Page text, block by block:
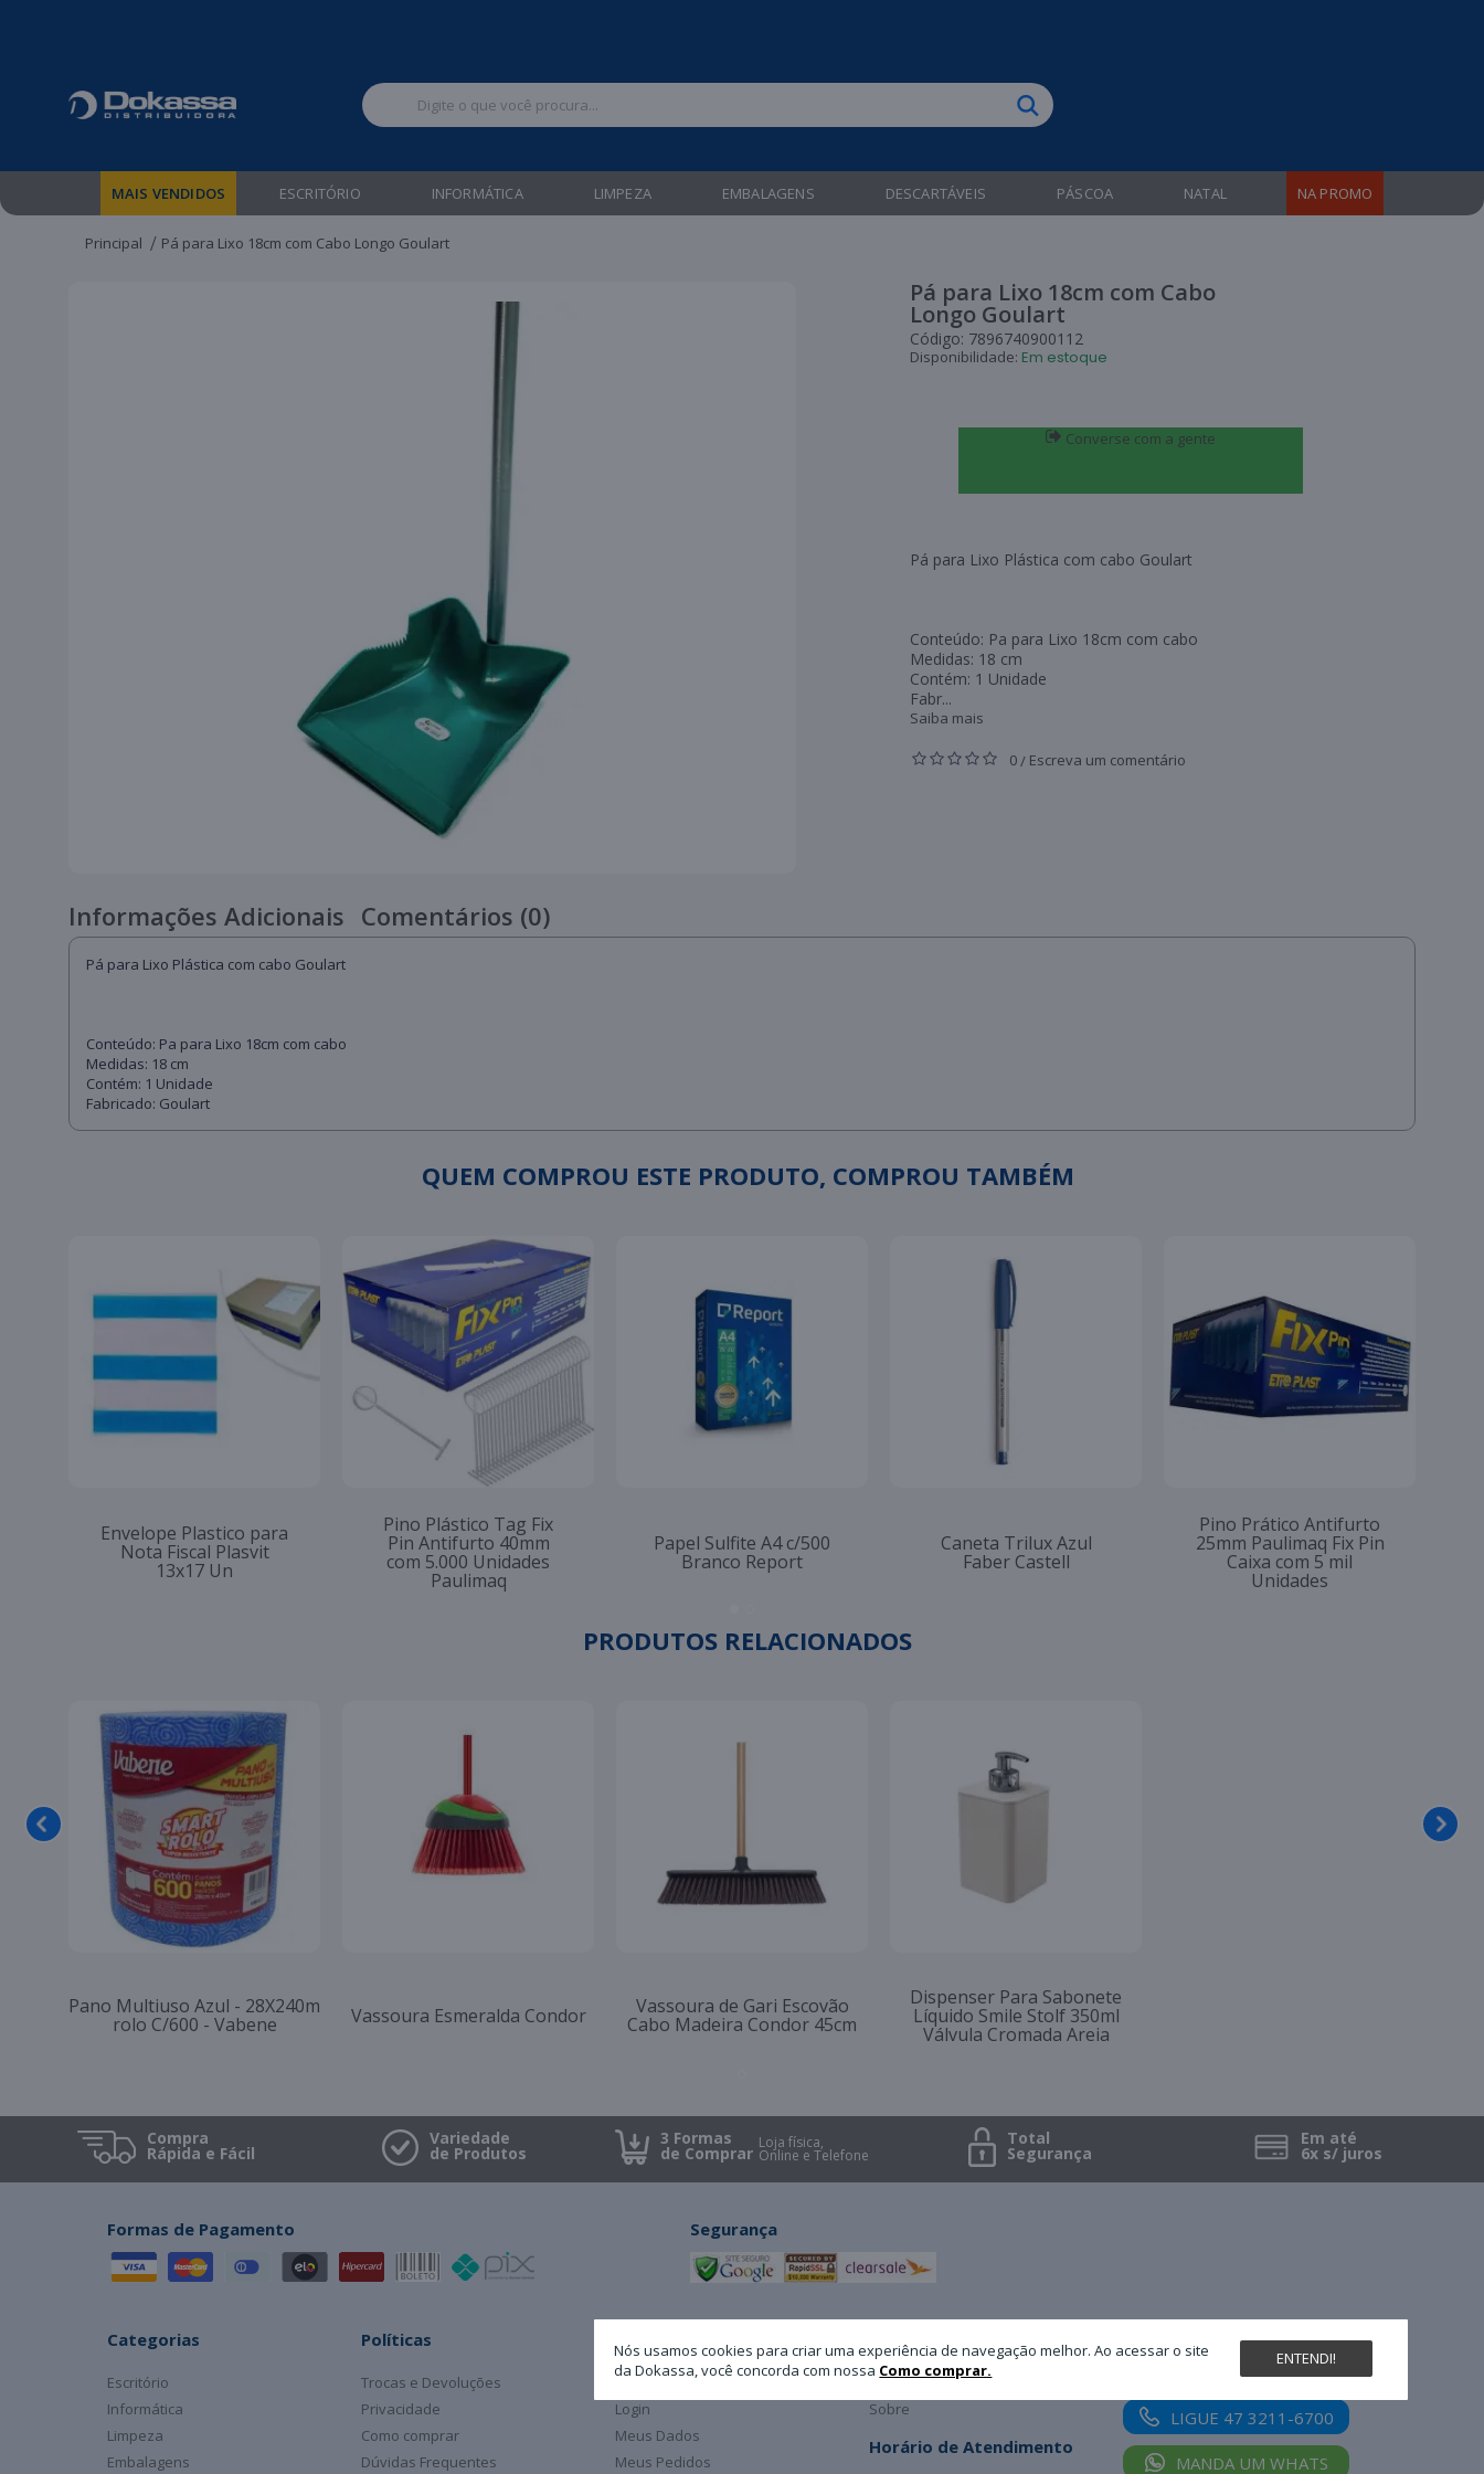
MAIS VENDIDOS ESCRITÓRIO INFORMÁTICA LIMPEZA EMBALAGENS DESCARTÁVEIS PÁSCOA NATAL NA PROMO
Principal Pá para Lixo 18cm com Cabo Longo Goulart
Pá para Lixo 18cm com Cabo
Longo Goulart
Código: 7896740900112
Disponibilidade: Em estoque
Converse com a gente
Pá para Lixo Plástica com cabo Goulart
Conteúdo: Pa para Lixo 18cm com cabo
Medidas: 18 cm
Contém: 1 Unidade
Fabr...
Saiba mais
0/ Escreva um comentário
Informações Adicionais Comentários (0)
Pá para Lixo Plástica com cabo Goulart
Conteúdo: Pa para Lixo 18cm com cabo
Medidas: 18 cm
Contém: 1 Unidade
Fabricado: Goulart
QUEM COMPROU ESTE PRODUTO, COMPROU TAMBÉM
Envelope Plastico para
Nota Fiscal Plasvit
13x17 Un
Pino Plástico Tag Fix
Pin Antifurto 40mm
com 5.000 Unidades
Paulimaq
Papel Sulfite A4 c/500
Branco Report
Caneta Trilux Azul
Faber Castell
Pino Prático Antifurto
25mm Paulimaq Fix Pin
Caixa com 5 mil
Unidades
PRODUTOS RELACIONADOS
Pano Multiuso Azul - 28X240m
rolo C/600 - Vabene Vassoura Esmeralda Condor Vassoura de Gari Escovão
Cabo Madeira Condor 45cm
Dispenser Para Sabonete
Líquido Smile Stolf 350ml
Válvula Cromada Areia
Compra
Rápida e Fácil
Variedade
de Produtos
3 Formas
de Comprar Loja física,
Online e Telefone
Total
Segurança
Em até
6x s/ juros
Nós usamos cookies para criar uma experiência de navegação melhor. Ao acessar o site
da Dokassa, você concorda com nossa Como comprar.
ENTENDI!
Formas de Pagamento Segurança
Categorias
Escritório
Informática
Limpeza
Embalagens
Políticas
Trocas e Devoluções
Privacidade
Como comprar
Dúvidas Frequentes
Minha Conta
Cadastro
Login
Meus Dados
Meus Pedidos
A Dokassa
Atendimento
Sobre
Horário de Atendimento
Nossas redes sociais
LIGUE 47 3211-6700
MANDA UM WHATS